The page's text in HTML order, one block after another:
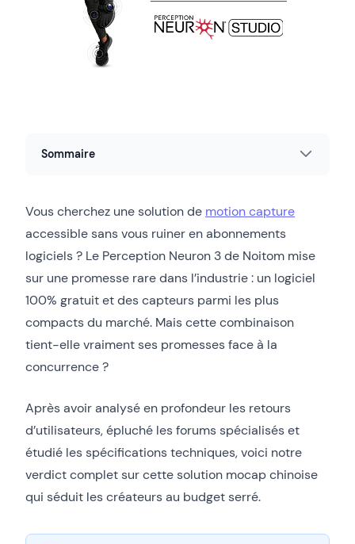
Sommaire
Vous cherchez une solution de motion capture
accessible sans vous ruiner en abonnements
logiciels ? Le Perception Neuron 3 de Noitom mise
sur une promesse rare dans l’industrie : un logiciel
100% gratuit et des capteurs parmi les plus
compacts du marché. Mais cette combinaison
tient-elle vraiment ses promesses face à la
concurrence ?
Après avoir analysé en profondeur les retours
d’utilisateurs, épluché les forums spécialisés et
étudié les spécifications techniques, voici notre
verdict complet sur cette solution mocap chinoise
qui séduit les créateurs au budget serré.